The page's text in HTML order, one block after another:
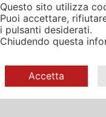
Questo sito utilizza
Puoi accettare,
i pulsanti desiderati.
Chiudendo questa
Accetta